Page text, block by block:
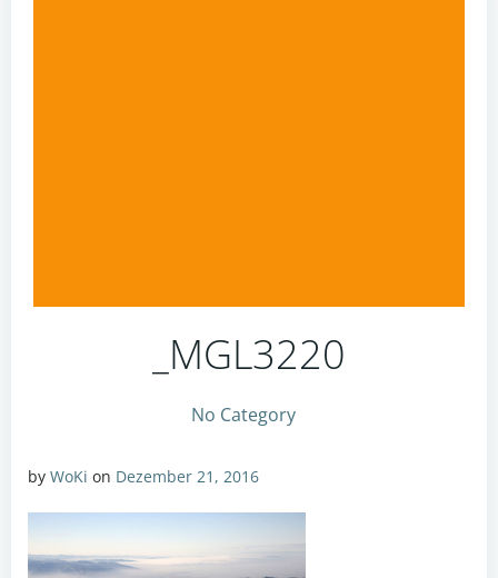
_MGL3220
No Category
by WoKi on Dezember 21, 2016